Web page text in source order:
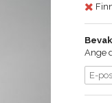
Ange